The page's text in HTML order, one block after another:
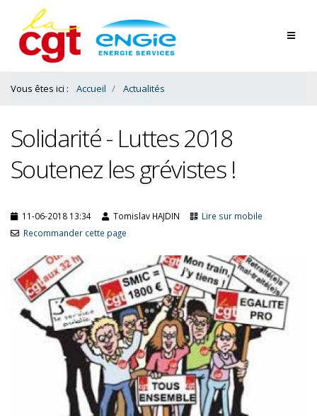
Contenu
Bas
Vous êtes ici : Accueil Actualités
Solidarité - Luttes 2018
Soutenez les grévistes !
11-06-2018 13:34 Tomislav HAJDIN
Lire sur mobile
Recommander cette page